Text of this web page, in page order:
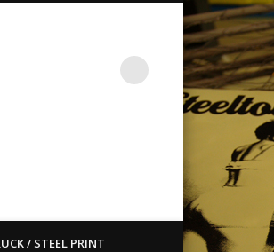
so straight
/ STEEL PRINT